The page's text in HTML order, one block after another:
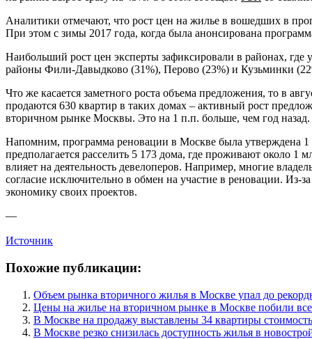
Аналитики отмечают, что рост цен на жилье в вошедших в
При этом с зимы 2017 года, когда была анонсирована
Наибольший рост цен эксперты зафиксировали в районах, где
районы Фили-Давыдково (31%), Перово (23%) и Кузьминки
Что же касается заметного роста объема предложения, то в
продаются 630 квартир в таких домах – активный рост
вторичном рынке Москвы. Это на 1 п.п. больше, чем год назад.
Напомним, программа реновации в Москве была утверждена 1
предполагается расселить 5 173 дома, где проживают около
влияет на деятельность девелоперов. Например, многие
согласие исключительно в обмен на участие в реновации. Из-
экономику своих проектов.
—
Источник
Похожие публикации:
Объем рынка вторичного жилья в Москве упал до
Цены на жилье на вторичном рынке в Москве побили
В Москве на продажу выставлены 34 квартиры
В Москве резко снизилась доступность жилья в